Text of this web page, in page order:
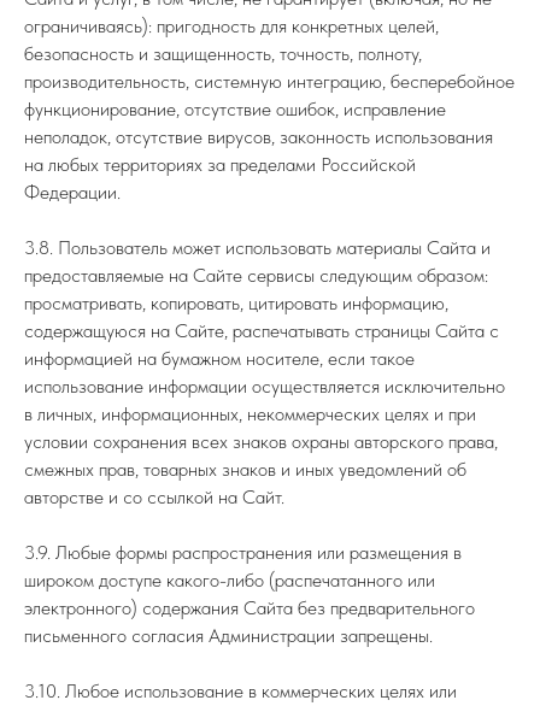
ограничиваясь): пригодность для конкретных целей,
безопасность и защищенность, точность, полноту,
производительность, системную интеграцию, бесперебойное
функционирование, отсутствие ошибок, исправление
неполадок, отсутствие вирусов, законность использования
на любых территориях за пределами Российской
Федерации.
3.8. Пользователь может использовать материалы Сайта и
предоставляемые на Сайте сервисы следующим образом:
просматривать, копировать, цитировать информацию,
содержащуюся на Сайте, распечатывать страницы Сайта с
информацией на бумажном носителе, если такое
использование информации осуществляется исключительно
в личных, информационных, некоммерческих целях и при
условии сохранения всех знаков охраны авторского права,
смежных прав, товарных знаков и иных уведомлений об
авторстве и со ссылкой на Сайт.
3.9. Любые формы распространения или размещения в
широком доступе какого-либо (распечатанного или
электронного) содержания Сайта без предварительного
письменного согласия Администрации запрещены.
3.10. Любое использование в коммерческих целях или